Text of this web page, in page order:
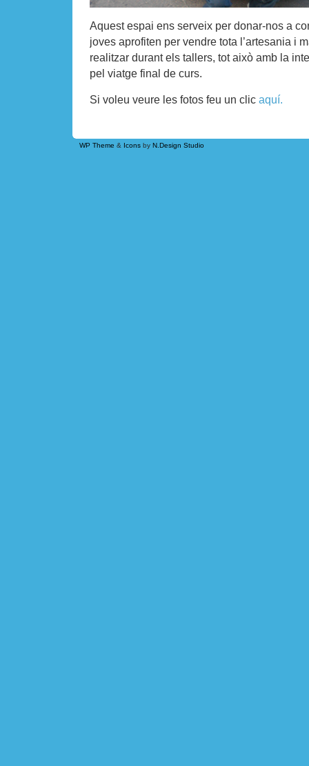
Aquest espai ens serveix per donar-nos a
joves aprofiten per vendre tota l’artesania i
realitzar durant els tallers, tot això amb la
pel viatge final de curs.
Si voleu veure les fotos feu un clic aquí.
WP Theme & Icons by N.Design Studio